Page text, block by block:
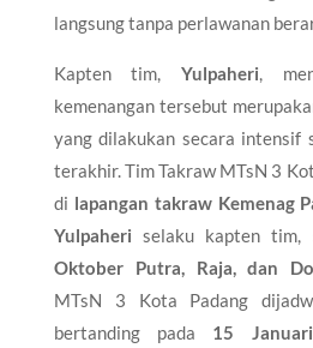
langsung tanpa perlawanan
Kapten tim, Yulpaheri,
kemenangan tersebut
yang dilakukan secara intensif
terakhir. Tim Takraw MTsN 3
di lapangan takraw Kemenag
Yulpaheri selaku kapten tim,
Oktober Putra, Raja, dan
MTsN 3 Kota Padang
bertanding pada 15 Januari